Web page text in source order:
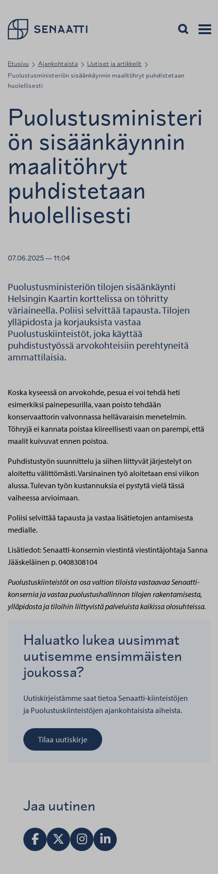
Palaa takaisin etusivulle
Avaa hakuAvaa
Etusivu Ajankohtaista
Uutiset ja artikkelit
Puolustusministeriön sisäänkäynnin maalitöhryt puhdistetaan
huolellisesti
Puolustusministeri
ön sisäänkäynnin
maalitöhryt
puhdistetaan
huolellisesti
07.06.2025 — 11:04
Puolustusministeriön tilojen sisäänkäynti
Helsingin Kaartin korttelissa on töhritty
väriaineella. Poliisi selvittää tapausta. Tilojen
ylläpidosta ja korjauksista vastaa
Puolustuskiinteistöt, joka käyttää
puhdistustyössä arvokohteisiin perehtyneitä
ammattilaisia.
Koska kyseessä on arvokohde, pesua ei voi tehdä heti
esimerkiksi painepesurilla, vaan poisto tehdään
konservaattorin valvonnassa hellävaraisin menetelmin.
Töhryjä ei kannata poistaa kiireellisesti vaan on parempi, että
maalit kuivuvat ennen poistoa.
Puhdistustyön suunnittelu ja siihen liittyvät järjestelyt on
aloitettu välittömästi. Varsinainen työ aloitetaan ensi viikon
alussa. Tulevan työn kustannuksia ei pystytä vielä tässä
vaiheessa arvioimaan.
Poliisi selvittää tapausta ja vastaa lisätietojen antamisesta
medialle.
Lisätiedot:Senaatti-konsernin viestintä viestintäjohtaja Sanna
Jääskeläinen p. 0408308104
Puolustuskiinteistöt on osa valtion tiloista vastaavaa Senaatti-
konsernia ja vastaa puolustushallinnon tilojen rakentamisesta,
ylläpidosta ja tiloihin liittyvistä palveluista kaikissa olosuhteissa.
Haluatko lukea uusimmat
uutisemme ensimmäisten
joukossa?
Uutiskirjeistämme saat tietoa Senaatti-kiinteistöjen
ja Puolustuskiinteistöjen ajankohtaisista aiheista.
Tilaa uutiskirje
Jaa uutinen